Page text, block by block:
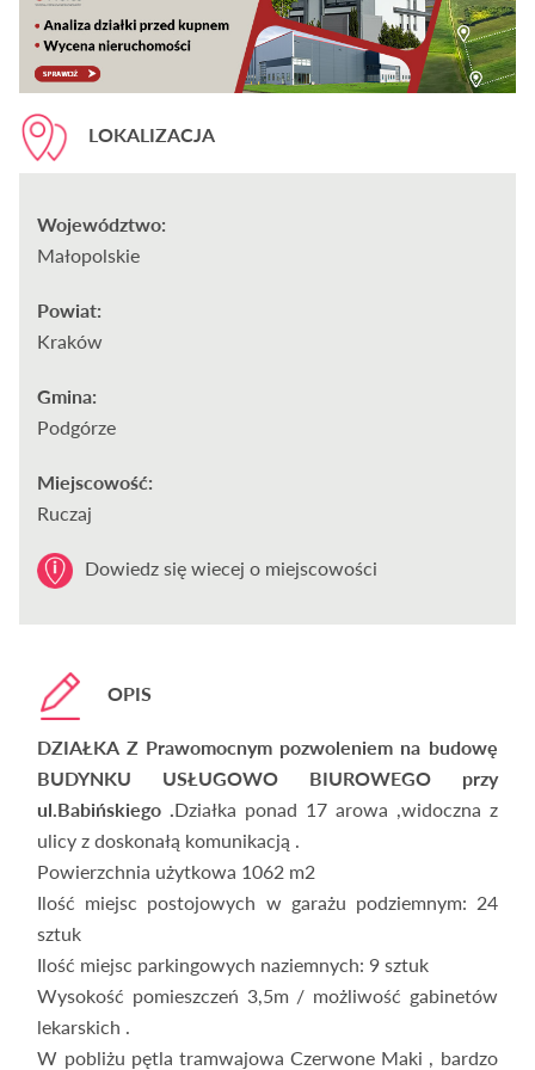
LOKALIZACJA
Województwo:
Małopolskie
Powiat:
Kraków
Gmina:
Podgórze
Miejscowość:
Ruczaj
Dowiedz się wiecej o miejscowości
OPIS
DZIAŁKA Z Prawomocnym pozwoleniem na budowę
BUDYNKU USŁUGOWO BIUROWEGO przy
ul.Babińskiego . Działka ponad 17 arowa ,widoczna z
ulicy z doskonałą komunikacją .
Powierzchnia użytkowa 1062 m2
Ilość miejsc postojowych w garażu podziemnym: 24
sztuk
Ilość miejsc parkingowych naziemnych: 9 sztuk
Wysokość pomieszczeń 3,5m / możliwość gabinetów
lekarskich .
W pobliżu pętla tramwajowa Czerwone Maki , bardzo